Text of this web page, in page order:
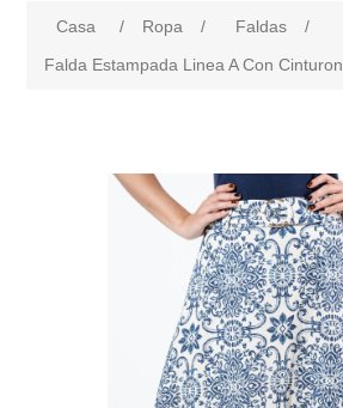
Casa / Ropa / Faldas
/
Falda Estampada Linea A Con Cinturon